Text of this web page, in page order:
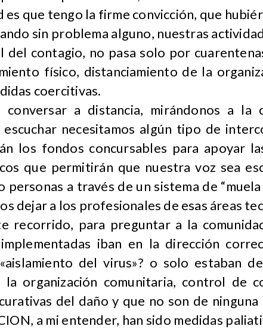
es que tengo la firme convicción, que
sin problema alguno, nuestras
del contagio, no pasa solo por
físico, distanciamiento de la
coercitivas.
conversar a distancia, mirándonos a la
escuchar necesitamos algún tipo de
los fondos concursables para apoyar
que permitirán que nuestra voz sea
personas a través de un sistema de
dejar a los profesionales de esas áreas
recorrido, para preguntar a la
implementadas iban en la dirección
del virus»? o solo estaban
la organización comunitaria, control de
del daño y que no son de ninguna
a mi entender, han sido medidas